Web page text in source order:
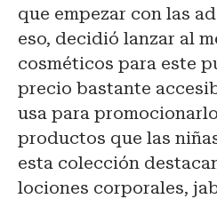
que empezar con las
eso, decidió lanzar al
cosméticos para este
precio bastante
usa para
productos que las
esta colección
lociones corporales,